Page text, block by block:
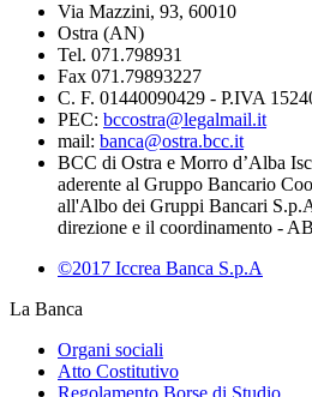
Via Mazzini, 93, 60010
Ostra (AN)
Tel. 071.798931
Fax 071.79893227
C. F. 01440090429 - P.IVA
PEC: bccostra@legalmail.it
mail: banca@ostra.bcc.it
BCC di Ostra e Morro d’Alba
aderente al Gruppo Bancario
all'Albo dei Gruppi Bancari
direzione e il coordinamento -
©2017 Iccrea Banca S.p.A
La Banca
Organi sociali
Atto Costitutivo
Regolamento Borse di Studio